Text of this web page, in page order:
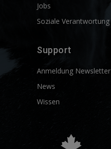
Jobs
Soziale Verantwortung
Support
Anmeldung Newsletter
News
Wissen